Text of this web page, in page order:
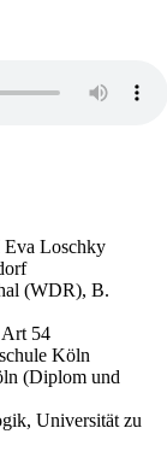
Loschky
(WDR), B.
Art 54
Köln
(Diplom und
Universität zu